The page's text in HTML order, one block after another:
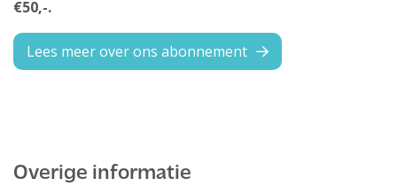
€50,-.
Lees meer over ons abonnement
Overige informatie